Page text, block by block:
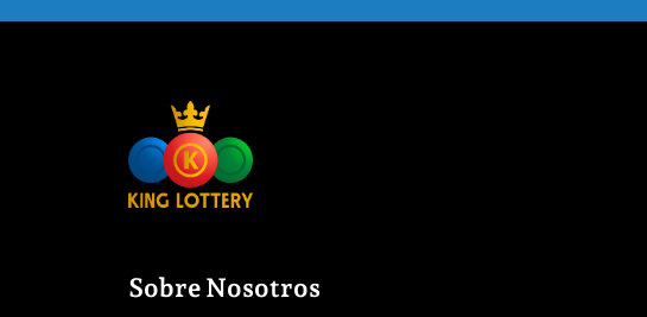
Sobre Nosotros